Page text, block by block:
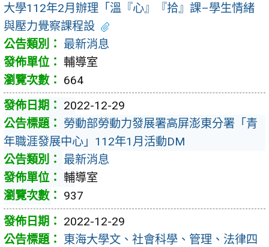
大學112年2月辦理「溫『心』『拾』課–學生情緒
與壓力覺察課程設
最新消息
輔導室
664
2022-12-29
勞動部勞動力發展署高屏澎東分署「青
年職涯發展中心」112年1月活動DM
最新消息
輔導室
937
2022-12-29
東海大學文、社會科學、管理、法律四